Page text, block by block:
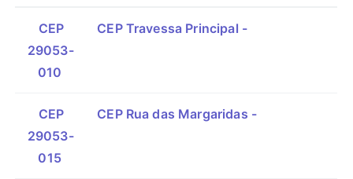
CEP
29053-
010
CEP Travessa Principal -
CEP
29053-
015
CEP Rua das Margaridas -